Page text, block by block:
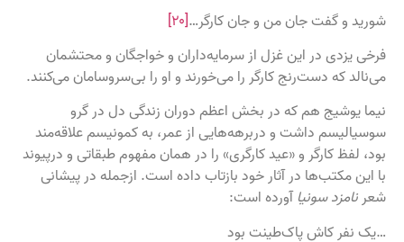
شورید و گفت جان من و جان کارگر…[۲۰]
فرخی یزدی در این غزل از سرمایه‌داران و خواجگان و محتشمان
می‌نالد که دست‌رنج کارگر را می‌خورند و او را بی‌سروسامان می‌کنند.
نیما یوشیج هم که در بخش اعظم دوران زندگی دل در گرو
سوسیالیسم داشت و دربرهه‌هایی از عمر، به کمونیسم علاقه‌مند
بود، لفظ کارگر و «عید کارگری» را در همان مفهوم طبقاتی و درپیوند
با این مکتب‌ها در آثار خود بازتاب داده است. ازجمله در پیشانی
شعر نامزد سونیاآورده است:
…یک نفر کاش پاک‌طینت بود